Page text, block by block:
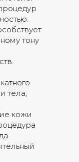
тону
тела,
кожи